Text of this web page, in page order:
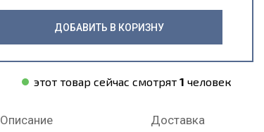
ДОБАВИТЬ В КОРИЗНУ
этот товар сейчас смотрят 1 человек
Описание Доставка